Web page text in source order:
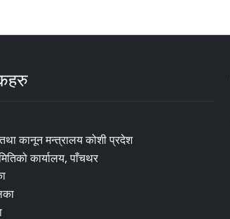
कानून मन्त्रालय कोशी प्रदेश
कार्यालय, पाँचथर